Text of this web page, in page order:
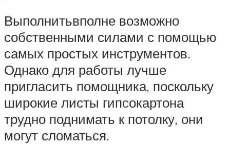
Выполнитьвполне возможно
собственными силами с помощью
самых простых инструментов.
Однако для работы лучше
пригласить помощника, поскольку
широкие листы гипсокартона
трудно поднимать к потолку, они
могут сломаться.